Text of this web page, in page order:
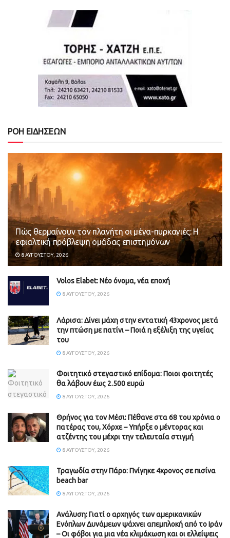
ΡΟΗ ΕΙΔΗΣΕΩΝ
Πώς θερμαίνουν τον πλανήτη οι μέγα-πυρκαγιές: Η
εφιαλτική πρόβλεψη ομάδας επιστημόνων
8 ΑΥΓΟΎΣΤΟΥ, 2026
Volos Elabet: Νέο όνομα, νέα εποχή
8 ΑΥΓΟΎΣΤΟΥ, 2026
Λάρισα: Δίνει μάχη στην εντατική 43χρονος μετά
την πτώση με πατίνι – Ποιά η εξέλιξη της υγείας
του
8 ΑΥΓΟΎΣΤΟΥ, 2026
Φοιτητικό στεγαστικό επίδομα: Ποιοι φοιτητές
θα λάβουν έως 2.500 ευρώ
8 ΑΥΓΟΎΣΤΟΥ, 2026
Θρήνος για τον Μέσι: Πέθανε στα 68 του χρόνια ο
πατέρας του, Χόρχε – Υπήρξε ο μέντορας και
ατζέντης του μέχρι την τελευταία στιγμή
8 ΑΥΓΟΎΣΤΟΥ, 2026
Τραγωδία στην Πάρο: Πνίγηκε 4χρονος σε πισίνα
beach bar
8 ΑΥΓΟΎΣΤΟΥ, 2026
Ανάλυση: Γιατί ο αρχηγός των αμερικανικών
Ενόπλων Δυνάμεων ψάχνει απεμπλοκή από το Ιράν
– Οι φόβοι για μια νέα κλιμάκωση και οι ελλείψεις